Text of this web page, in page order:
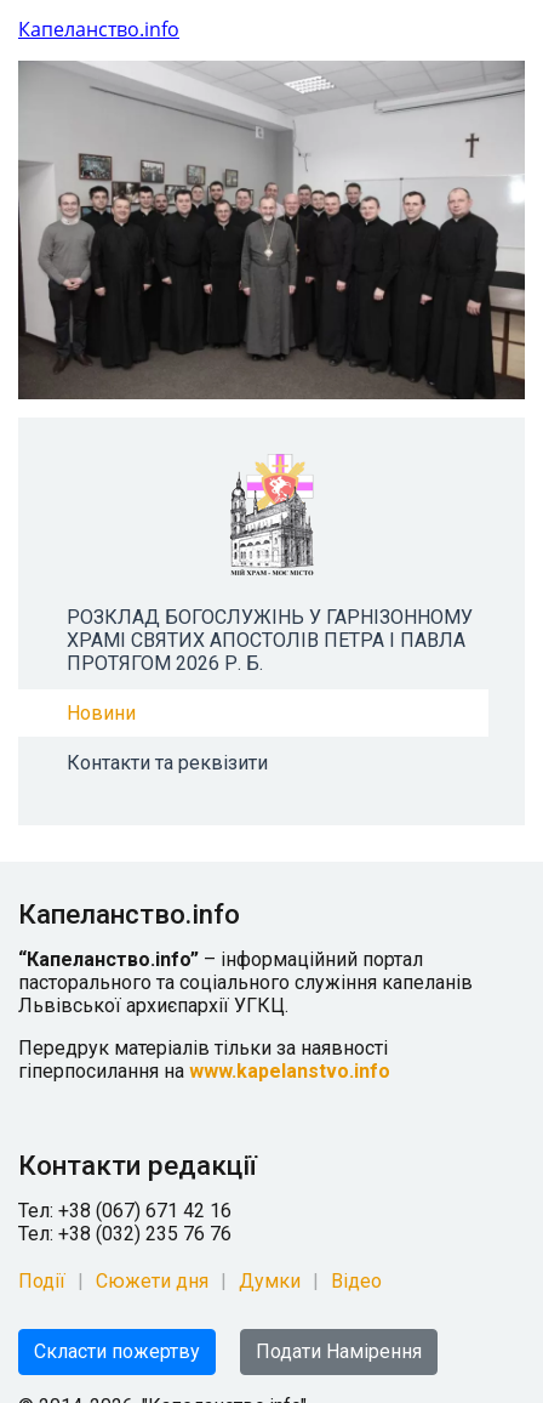
Капеланство.info
РОЗКЛАД БОГОСЛУЖІНЬ У ГАРНІЗОННОМУ
ХРАМІ СВЯТИХ АПОСТОЛІВ ПЕТРА І ПАВЛА
ПРОТЯГОМ 2026 Р. Б.
Новини
Контакти та реквізити
Капеланство.info
“Капеланство.info” – інформаційний портал
пасторального та соціального служіння капеланів
Львівської архиєпархії УГКЦ.
Передрук матеріалів тільки за наявності
гіперпосилання на www.kapelanstvo.info
Контакти редакції
Тел: +38 (067) 671 42 16
Тел: +38 (032) 235 76 76
Події Сюжети дня Думки Відео
Скласти пожертву Подати Намірення